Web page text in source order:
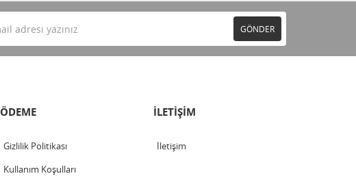
GÖNDER
ÖDEME
Gizlilik Politikası
Kullanım Koşulları
İLETİŞİM
İletişim